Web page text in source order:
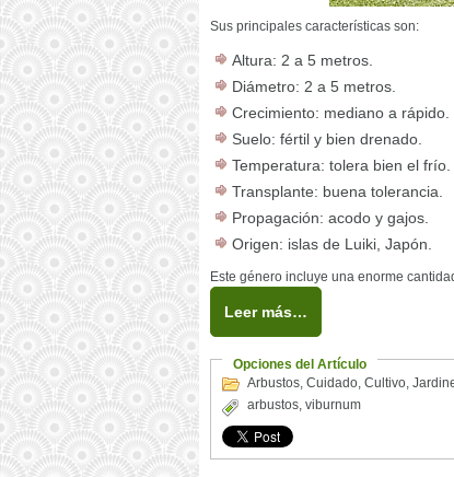
Sus principales características son:
Altura: 2 a 5 metros.
Diámetro: 2 a 5 metros.
Crecimiento: mediano a rápido.
Suelo: fértil y bien drenado.
Temperatura: tolera bien el frío.
Transplante: buena tolerancia.
Propagación: acodo y gajos.
Origen: islas de Luiki, Japón.
Este género incluye una enorme
Leer más…
Opciones del Artículo
Arbustos, Cuidado, Cultivo,
arbustos, viburnum